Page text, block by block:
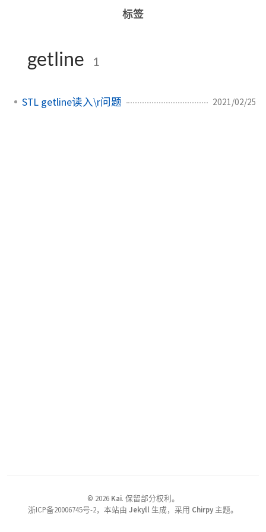
标签
getline 1
STL getline读入\r问题 2021/02/25
© 2026 Kai. 保留部分权利。
浙ICP备20006745号-2，本站由 Jekyll 生成，采用 Chirpy 主题。